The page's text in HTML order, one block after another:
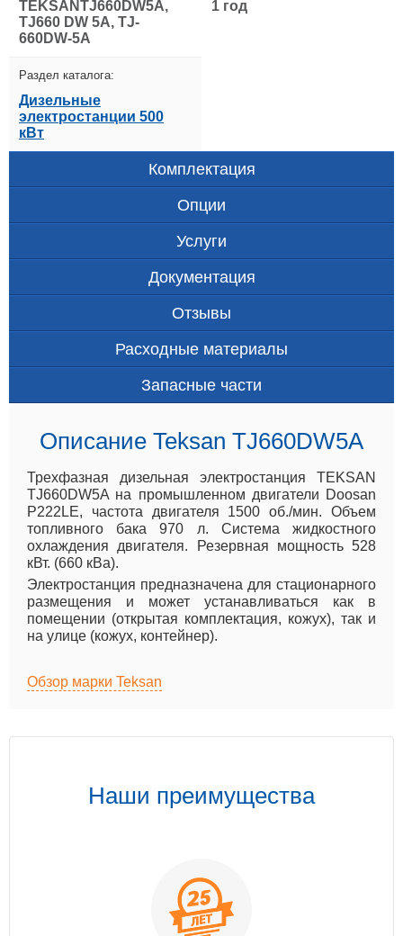
TEKSANTJ660DW5A,
TJ660 DW 5A, TJ-
660DW-5A
1 год
Раздел каталога:
Дизельные
электростанции 500
кВт
Комплектация
Опции
Услуги
Документация
Отзывы
Расходные материалы
Запасные части
Описание Teksan TJ660DW5A
Трехфазная дизельная электростанция TEKSAN
TJ660DW5A на промышленном двигатели Doosan
P222LE, частота двигателя 1500 об./мин. Объем
топливного бака 970 л. Система жидкостного
охлаждения двигателя. Резервная мощность 528
кВт. (660 кВа).
Электростанция предназначена для стационарного
размещения и может устанавливаться как в
помещении (открытая комплектация, кожух), так и
на улице (кожух, контейнер).
Обзор марки Teksan
Наши преимущества